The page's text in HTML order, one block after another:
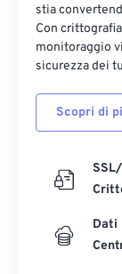
stia
Con
monitoraggio
sicurezza dei
Scopri di
Dati